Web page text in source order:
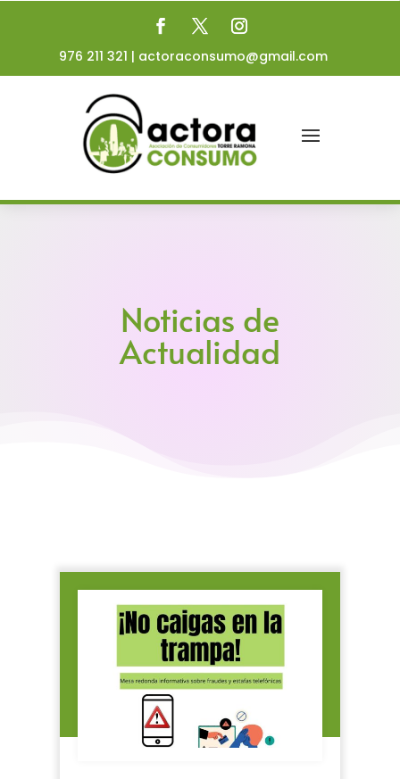
976 211 321 | actoraconsumo@gmail.com
Noticias de
Actualidad